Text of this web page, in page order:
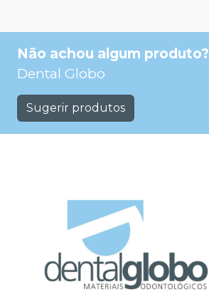
Não achou algum produto?
Dental Globo
Sugerir produtos